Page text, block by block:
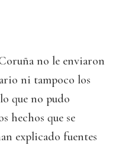
no le enviaron
ni tampoco los
que no pudo
hechos que se
explicado fuentes